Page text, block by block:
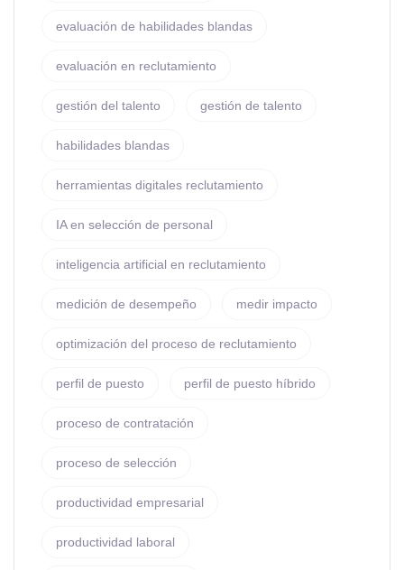
evaluación de habilidades blandas
evaluación en reclutamiento
gestión del talento gestión de talento
habilidades blandas
herramientas digitales reclutamiento
IA en selección de personal
inteligencia artificial en reclutamiento
medición de desempeño medir impacto
optimización del proceso de reclutamiento
perfil de puesto perfil de puesto híbrido
proceso de contratación
proceso de selección
productividad empresarial
productividad laboral